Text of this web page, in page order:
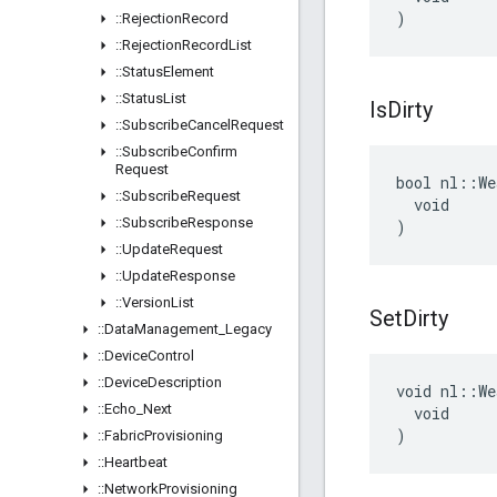
::RejectionRecord
::RejectionRecordList
::StatusElement
::StatusList
::SubscribeCancel Request
::SubscribeConfirm
Request
::SubscribeRequest
::SubscribeResponse
::UpdateRequest
::UpdateResponse
::VersionList
::DataManagement Legacy
::DeviceControl
::DeviceDescription
::Echo Next
::FabricProvisioning
::Heartbeat
::NetworkProvisioning
)
IsDirty
bool
  void
)
SetDirty
void
  void
)